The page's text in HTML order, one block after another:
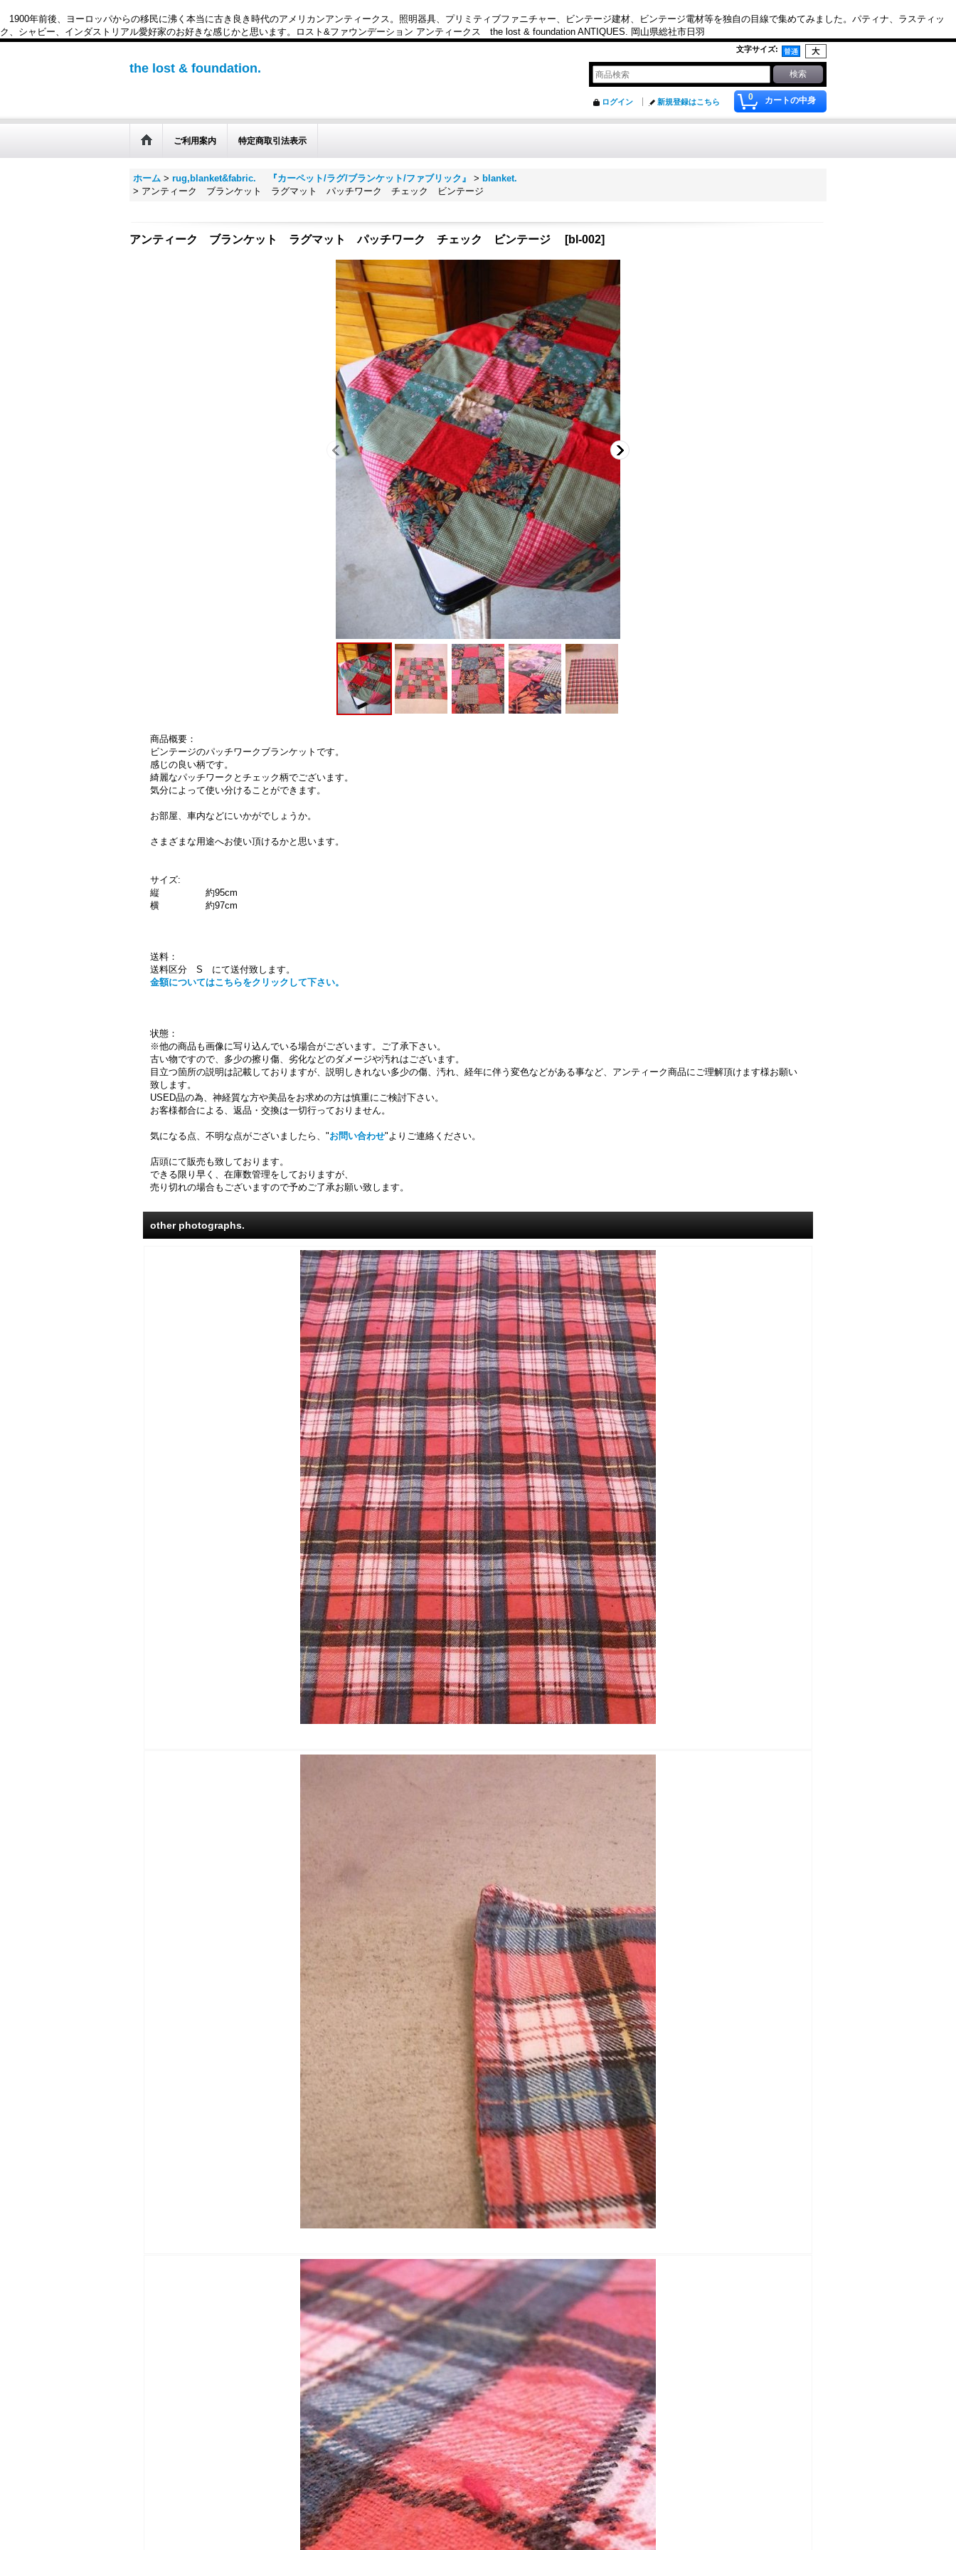
1900年前後、ヨーロッパからの移民に沸く本当に古き良き時代のアメリカンアンティークス。照明器具、プリミティブファニチャー、ビンテージ建材、ビンテージ電材等を独自の目線で集めてみました。パティナ、ラスティッ
ク、シャビー、インダストリアル愛好家のお好きな感じかと思います。ロスト&ファウンデーション アンティークス the lost & foundation ANTIQUES. 岡山県総社市日羽
文字サイズ:
the lost & foundation.
0 カートの中身
ログイン 新規登録はこちら
ご利用案内 特定商取引法表示
ホーム > rug,blanket&fabric. 『カーペット/ラグ/ブランケット/ファブリック』 > blanket.
> アンティーク ブランケット ラグマット パッチワーク チェック ビンテージ
アンティーク ブランケット ラグマット パッチワーク チェック ビンテージ [bl-002]
商品概要：
ビンテージのパッチワークブランケットです。
感じの良い柄です。
綺麗なパッチワークとチェック柄でございます。
気分によって使い分けることができます。
お部屋、車内などにいかがでしょうか。
さまざまな用途へお使い頂けるかと思います。
サイズ:
縦 約95cm
横 約97cm
送料：
送料区分 S にて送付致します。
金額についてはこちらをクリックして下さい。
状態：
※他の商品も画像に写り込んでいる場合がございます。ご了承下さい。
古い物ですので、多少の擦り傷、劣化などのダメージや汚れはございます。
目立つ箇所の説明は記載しておりますが、説明しきれない多少の傷、汚れ、経年に伴う変色などがある事など、アンティーク商品にご理解頂けます様お願い
致します。
USED品の為、神経質な方や美品をお求めの方は慎重にご検討下さい。
お客様都合による、返品・交換は一切行っておりません。
気になる点、不明な点がございましたら、"お問い合わせ"よりご連絡ください。
店頭にて販売も致しております。
できる限り早く、在庫数管理をしておりますが、
売り切れの場合もございますので予めご了承お願い致します。
other photographs.